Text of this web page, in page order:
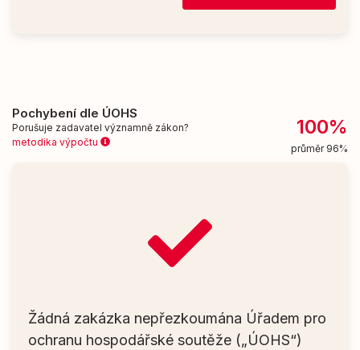
Pochybení dle ÚOHS
Porušuje zadavatel významně zákon?
metodika výpočtu
100%
průměr 96%
Žádná zakázka nepřezkoumána Úřadem pro
ochranu hospodářské soutěže („ÚOHS“)